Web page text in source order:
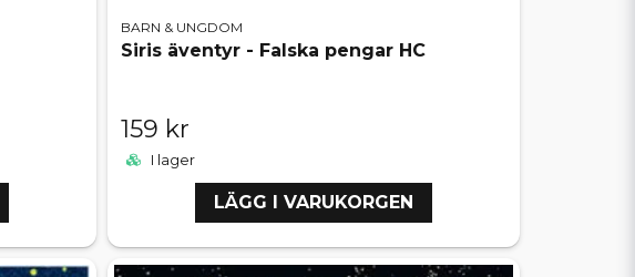
BARN & UNGDOM
Siris äventyr - Falska pengar HC
159 kr
I lager
LÄGG I VARUKORGEN